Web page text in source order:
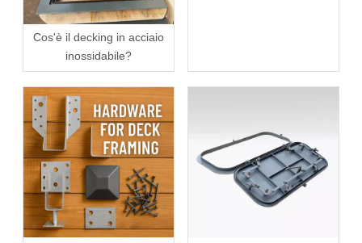
Cos'è il decking in acciaio
inossidabile?